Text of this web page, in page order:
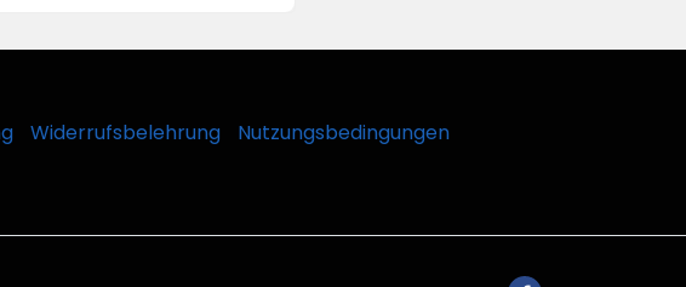
Widerrufsbelehrung Nutzungsbedingungen